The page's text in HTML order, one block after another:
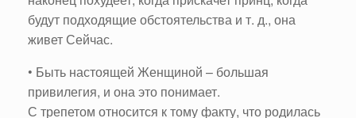
будут подходящие обстоятельства и т. д., она
живет Сейчас.
• Быть настоящей Женщиной – большая
привилегия, и она это понимает.
С трепетом относится к тому факту, что родилась